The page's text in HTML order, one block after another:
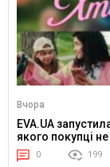
Вчора
EVA.UA
якого покупці
0 199